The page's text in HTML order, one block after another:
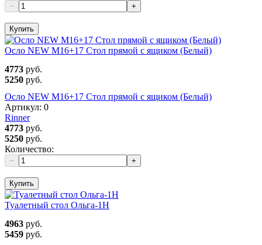
− +
Купить
Осло NEW М16+17 Стол прямой с ящиком (Белый)
4773 руб.
5250 руб.
Осло NEW М16+17 Стол прямой с ящиком (Белый)
Артикул: 0
Rinner
4773 руб.
5250 руб.
Количество:
− +
Купить
Туалетный стол Ольга-1Н
4963 руб.
5459 руб.